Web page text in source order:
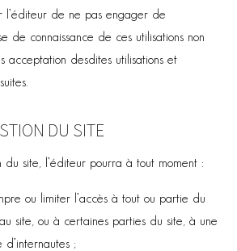
l’éditeur de ne pas engager de
de connaissance de ces utilisations non
acceptation desdites utilisations et
DU SITE
du site, l’éditeur pourra à tout moment :
ou limiter l’accès à tout ou partie du
site, ou à certaines parties du site, à une
;